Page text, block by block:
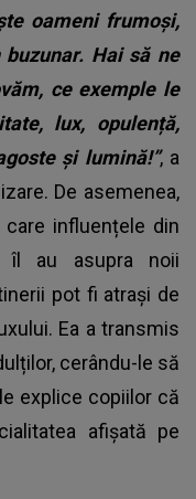
oameni frumoși,
Hai să ne
ce exemple le
lux, opulență,
și lumină!”, a
De asemenea,
influențele din
îl au asupra noii
pot fi atrași de
Ea a transmis
cerându-le să
explice copiilor că
afișată pe